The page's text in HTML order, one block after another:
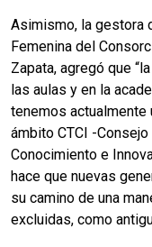
Asimismo, la gestora
Femenina del
Zapata, agregó que
las aulas y en la
tenemos actualmente
ámbito CTCI -
Conocimiento e
hace que nuevas
su camino de una
excluidas, como